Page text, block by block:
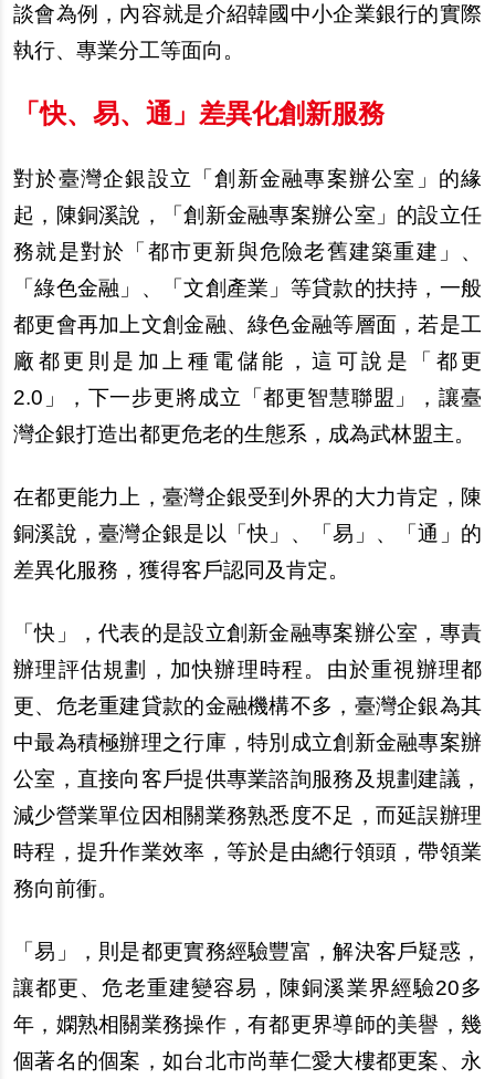
談會為例， 內容就是介紹韓國中小企業銀行的實際
執行、專業分工等面向。
「快、易、通」差異化創新服務
對於臺灣企銀設立「創新金融專案辦公室」的緣
起，陳銅溪說 ，「創新金融專案辦公室」的設立任
務就是對於「都市更新與危險老舊建築重建」、
「綠色金融」、「文創 產業」等貸款的扶持， 一般
都更會再加上文創金融、綠色金融等層面，若是工
廠都更則是加上種電儲能，這可說 是「都更
2.0」，下一步更將成立「都更智慧聯盟」，讓臺
灣企銀打造出都更危老的生態系，成為武林盟主。
在都更能力上，臺灣企銀受到外界的大力肯定，陳
銅溪說 ，臺灣企銀是以「快」、「易」、「通」的
差異化服務，獲得客戶認同及肯定。
「快」，代表的是設立創新金融專案辦公室，專責
辦理評估規劃，加快辦理時程。由於重視辦理都
更、危老重建貸款的金融機構不多，臺灣企銀為其
中最為積極辦理之行庫，特別成立創新金融專案辦
公室，直接向客戶提供專業諮詢服務及規劃建議，
減少營業單位因相關業務熟悉度不足，而延誤辦理
時程，提升作業效率，等於是由總行領頭，帶領業
務向前衝。
「易」，則是都更實務經驗豐富，解決客戶疑惑，
讓都更、危老重建變容易，陳銅溪業界經驗20多
年，嫻熟相關業務操作，有都更界導師的美譽，幾
個著名的個案，如台北市尚華仁愛大樓都更案、永